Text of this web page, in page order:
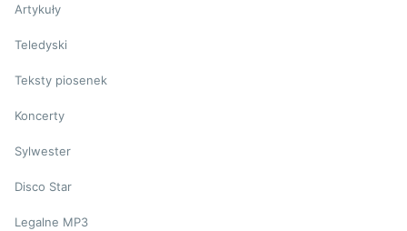
Artykuły
Teledyski
Teksty piosenek
Koncerty
Sylwester
Disco Star
Legalne MP3